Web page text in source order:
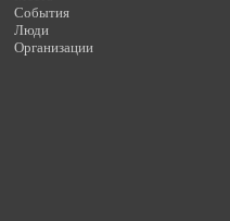
События
Люди
Организации